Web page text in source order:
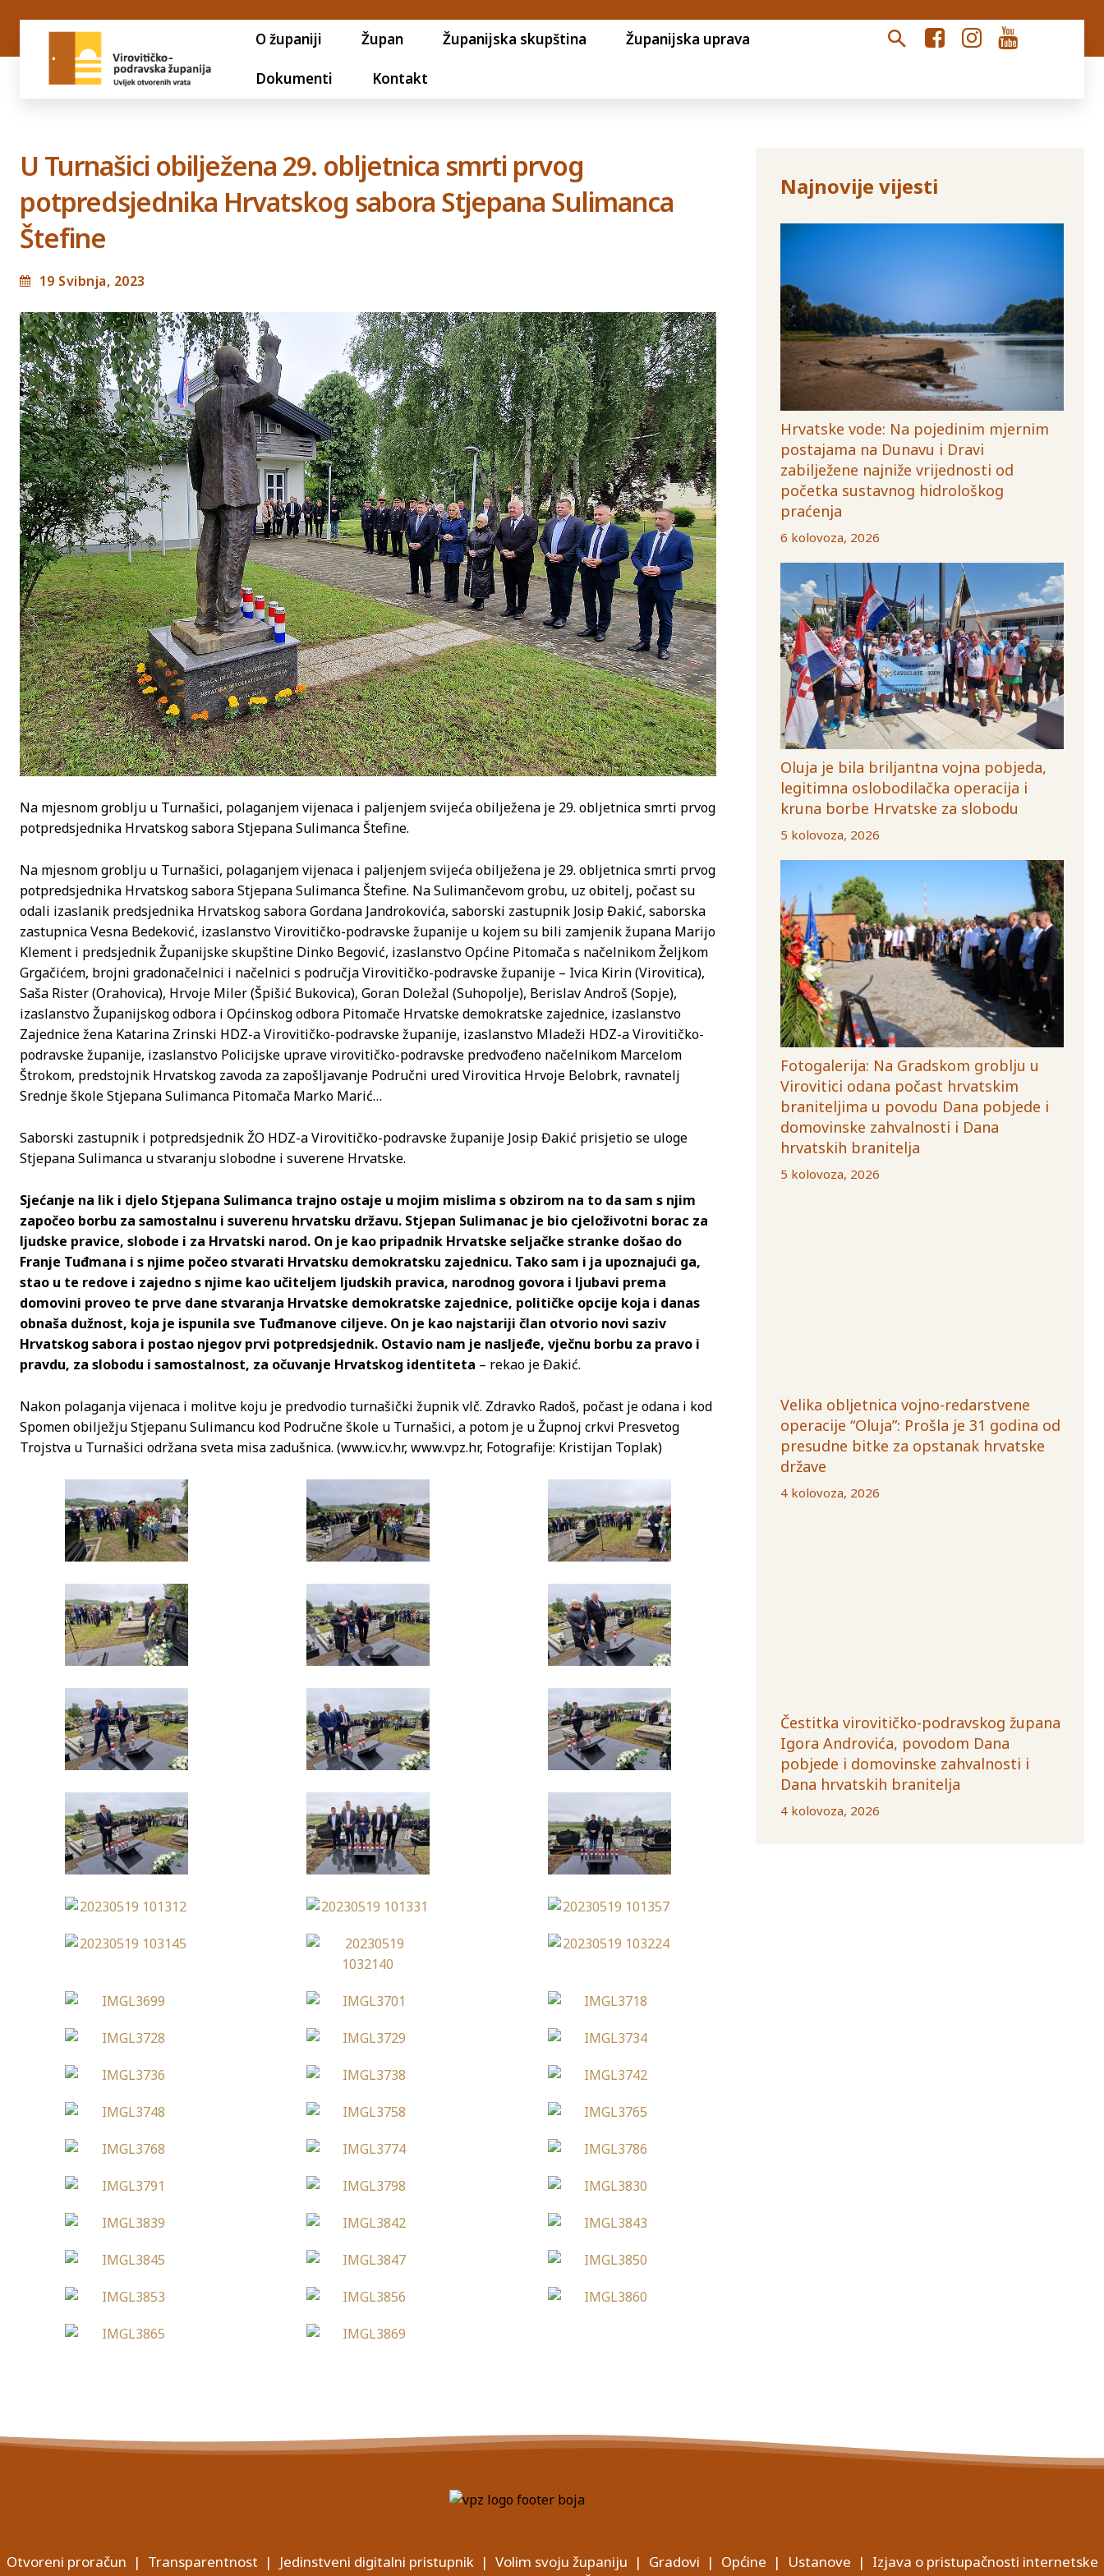
O županiji Župan Županijska skupština Županijska uprava
Dokumenti Kontakt
U Turnašici obilježena 29. obljetnica smrti prvog
potpredsjednika Hrvatskog sabora Stjepana Sulimanca
Štefine
19 Svibnja, 2023
Na mjesnom groblju u Turnašici, polaganjem vijenaca i paljenjem svijeća obilježena je 29. obljetnica smrti prvog
potpredsjednika Hrvatskog sabora Stjepana Sulimanca Štefine.
Na mjesnom groblju u Turnašici, polaganjem vijenaca i paljenjem svijeća obilježena je 29. obljetnica smrti prvog
potpredsjednika Hrvatskog sabora Stjepana Sulimanca Štefine. Na Sulimančevom grobu, uz obitelj, počast su
odali izaslanik predsjednika Hrvatskog sabora Gordana Jandrokovića, saborski zastupnik Josip Đakić, saborska
zastupnica Vesna Bedeković, izaslanstvo Virovitičko-podravske županije u kojem su bili zamjenik župana Marijo
Klement i predsjednik Županijske skupštine Dinko Begović, izaslanstvo Općine Pitomača s načelnikom Željkom
Grgačićem, brojni gradonačelnici i načelnici s područja Virovitičko-podravske županije – Ivica Kirin (Virovitica),
Saša Rister (Orahovica), Hrvoje Miler (Špišić Bukovica), Goran Doležal (Suhopolje), Berislav Androš (Sopje),
izaslanstvo Županijskog odbora i Općinskog odbora Pitomače Hrvatske demokratske zajednice, izaslanstvo
Zajednice žena Katarina Zrinski HDZ-a Virovitičko-podravske županije, izaslanstvo Mladeži HDZ-a Virovitičko-
podravske županije, izaslanstvo Policijske uprave virovitičko-podravske predvođeno načelnikom Marcelom
Štrokom, predstojnik Hrvatskog zavoda za zapošljavanje Područni ured Virovitica Hrvoje Belobrk, ravnatelj
Srednje škole Stjepana Sulimanca Pitomača Marko Marić…
Saborski zastupnik i potpredsjednik ŽO HDZ-a Virovitičko-podravske županije Josip Đakić prisjetio se uloge
Stjepana Sulimanca u stvaranju slobodne i suverene Hrvatske.
Sjećanje na lik i djelo Stjepana Sulimanca trajno ostaje u mojim mislima s obzirom na to da sam s njim
započeo borbu za samostalnu i suverenu hrvatsku državu. Stjepan Sulimanac je bio cjeloživotni borac za
ljudske pravice, slobode i za Hrvatski narod. On je kao pripadnik Hrvatske seljačke stranke došao do
Franje Tuđmana i s njime počeo stvarati Hrvatsku demokratsku zajednicu. Tako sam i ja upoznajući ga,
stao u te redove i zajedno s njime kao učiteljem ljudskih pravica, narodnog govora i ljubavi prema
domovini proveo te prve dane stvaranja Hrvatske demokratske zajednice, političke opcije koja i danas
obnaša dužnost, koja je ispunila sve Tuđmanove ciljeve. On je kao najstariji član otvorio novi saziv
Hrvatskog sabora i postao njegov prvi potpredsjednik. Ostavio nam je nasljeđe, vječnu borbu za pravo i
pravdu, za slobodu i samostalnost, za očuvanje Hrvatskog identiteta – rekao je Đakić.
Nakon polaganja vijenaca i molitve koju je predvodio turnašički župnik vlč. Zdravko Radoš, počast je odana i kod
Spomen obilježju Stjepanu Sulimancu kod Područne škole u Turnašici, a potom je u Župnoj crkvi Presvetog
Trojstva u Turnašici održana sveta misa zadušnica. (www.icv.hr, www.vpz.hr, Fotografije: Kristijan Toplak)
Najnovije vijesti
Hrvatske vode: Na pojedinim mjernim
postajama na Dunavu i Dravi
zabilježene najniže vrijednosti od
početka sustavnog hidrološkog
praćenja
6 kolovoza, 2026
Oluja je bila briljantna vojna pobjeda,
legitimna oslobodilačka operacija i
kruna borbe Hrvatske za slobodu
5 kolovoza, 2026
Fotogalerija: Na Gradskom groblju u
Virovitici odana počast hrvatskim
braniteljima u povodu Dana pobjede i
domovinske zahvalnosti i Dana
hrvatskih branitelja
5 kolovoza, 2026
Velika obljetnica vojno-redarstvene
operacije “Oluja”: Prošla je 31 godina od
presudne bitke za opstanak hrvatske
države
4 kolovoza, 2026
Čestitka virovitičko-podravskog župana
Igora Androvića, povodom Dana
pobjede i domovinske zahvalnosti i
Dana hrvatskih branitelja
4 kolovoza, 2026
Otvoreni proračun | Transparentnost | Jedinstveni digitalni pristupnik| Volim svoju županiju | Gradovi | Općine | Ustanove | Izjava o pristupačnosti internetske